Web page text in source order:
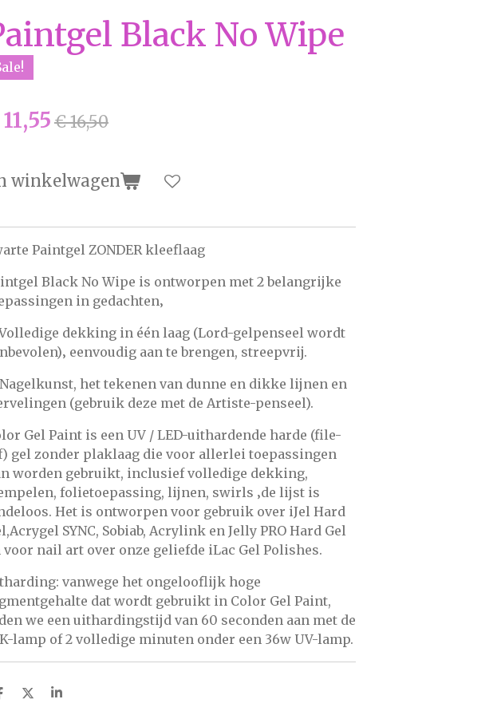
Black No Wipe
€ 16,50
winkelwagen
Paintgel ZONDER kleeflaag
Black No Wipe is ontworpen met 2 belangrijke
in gedachten‚
dekking in één laag (Lord-gelpenseel wordt
eenvoudig aan te brengen, streepvrij.
het tekenen van dunne en dikke lijnen en
(gebruik deze met de Artiste-penseel).
Gel Paint is een UV / LED-uithardende harde (file-
gel zonder plaklaag die voor allerlei toepassingen
worden gebruikt, inclusief volledige dekking,
folietoepassing, lijnen, swirls ‚de lijst is
Het is ontworpen voor gebruik over iJel Hard
SYNC, Sobiab, Acrylink en Jelly PRO Hard Gel
voor nail art over onze geliefde iLac Gel Polishes.
vanwege het ongelooflijk hoge
dat wordt gebruikt in Color Gel Paint,
we een uithardingstijd van 60 seconden aan met de
lamp of 2 volledige minuten onder een 36w UV-lamp.
D
S